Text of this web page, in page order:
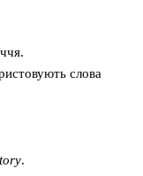
слова
.